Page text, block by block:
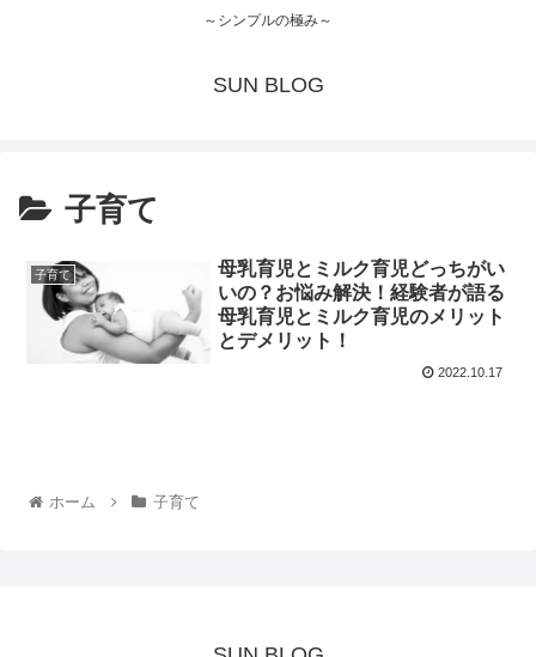
～シンプルの極み～
SUN BLOG
子育て
子育て
母乳育児とミルク育児どっちがい
いの？お悩み解決！経験者が語る
母乳育児とミルク育児のメリット
とデメリット！
2022.10.17
ホーム 子育て